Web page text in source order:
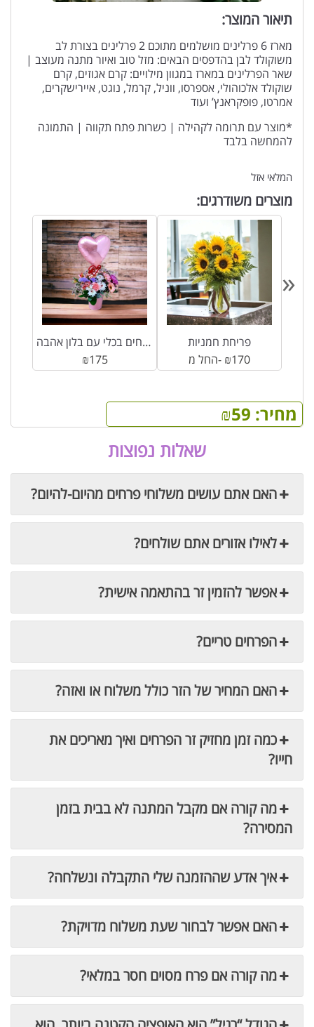
תיאור המוצר:
מארז 6 פרלינים מושלמים מתוכם 2 פרלינים בצורת לב
משוקולד לבן בהדפסים הבאים: מזל טוב ואיור מתנה מעוצב |
שאר הפרלינים במארז במגוון מילויים: קרם אגוזים, קרם
שוקולד אלכוהולי, אספרסו, ווניל, קרמל, נוגט, איירישקרים,
אמרטו, פופקראנץ’ ועוד
*מוצר עם תרומה לקהילה | כשרות פתח תקווה | התמונה
להמחשה בלבד
מחיר: ₪59
המלאי אזל
מוצרים משודרגים:
סידור פרחים בכלי עם בלון אהבה
₪175
פריחת חמניות
החל מ- ₪170
«
שאלות נפוצות
האם אתם עושים משלוחי פרחים מהיום-להיום?
לאילו אזורים אתם שולחים?
אפשר להזמין זר בהתאמה אישית?
הפרחים טריים?
האם המחיר של הזר כולל משלוח או ואזה?
כמה זמן מחזיק זר הפרחים ואיך מאריכים את
חייו?
מה קורה אם מקבל המתנה לא בבית בזמן
המסירה?
איך אדע שההזמנה שלי התקבלה ונשלחה?
האם אפשר לבחור שעת משלוח מדויקת?
מה קורה אם פרח מסוים חסר במלאי?